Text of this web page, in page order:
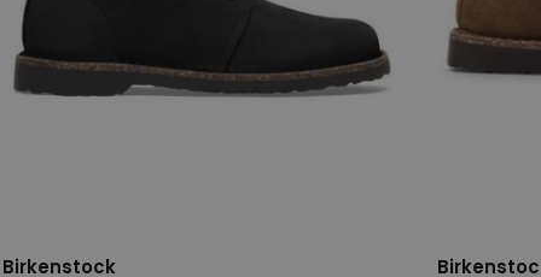
Birkenstock